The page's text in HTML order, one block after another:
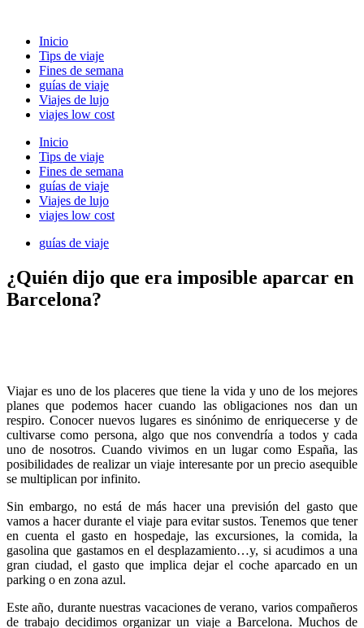
contenido
Inicio
Tips de viaje
Fines de semana
guías de viaje
Viajes de lujo
viajes low cost
Inicio
Tips de viaje
Fines de semana
guías de viaje
Viajes de lujo
viajes low cost
guías de viaje
¿Quién dijo que era imposible aparcar en
Barcelona?
Viajar es uno de los placeres que tiene la vida y uno de los mejores
planes que podemos hacer cuando las obligaciones nos dan un
respiro. Conocer nuevos lugares es sinónimo de enriquecerse y de
cultivarse como persona, algo que nos convendría a todos y cada
uno de nosotros. Cuando vivimos en un lugar como España, las
posibilidades de realizar un viaje interesante por un precio asequible
se multiplican por infinito.
Sin embargo, no está de más hacer una previsión del gasto que
vamos a hacer durante el viaje para evitar sustos. Tenemos que tener
en cuenta el gasto en hospedaje, las excursiones, la comida, la
gasolina que gastamos en el desplazamiento…y, si acudimos a una
gran ciudad, el gasto que implica dejar el coche aparcado en un
parking o en zona azul.
Este año, durante nuestras vacaciones de verano, varios compañeros
de trabajo decidimos organizar un viaje a Barcelona. Muchos de